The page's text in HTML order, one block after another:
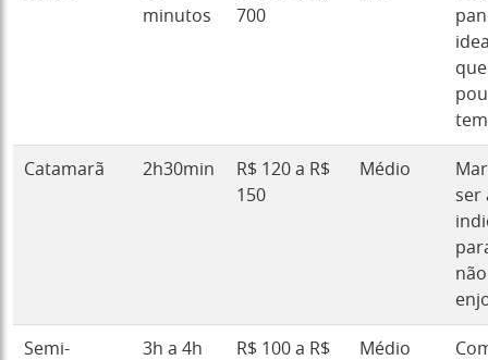
minutos
700
Catamarã 2h30min
R$ 120 a R$
150
Médio
ser
Semi-
3h a 4h
R$ 100 a R$
Médio